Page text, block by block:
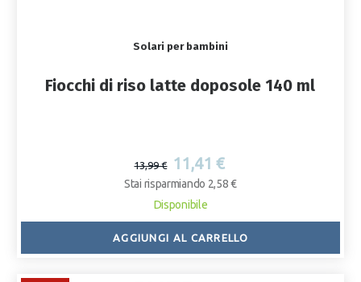
Solari per bambini
Fiocchi di riso latte doposole 140 ml
13,99 € 11,41 €
Stai risparmiando 2,58 €
Disponibile
AGGIUNGI AL CARRELLO